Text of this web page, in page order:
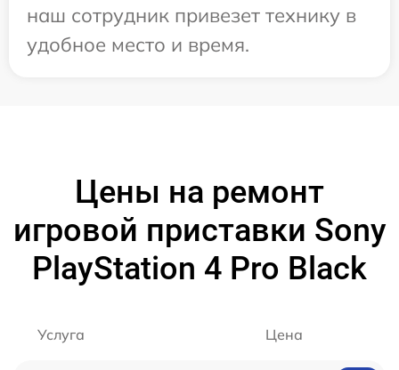
наш сотрудник привезет технику в
удобное место и время.
Цены на ремонт
игровой приставки Sony
PlayStation 4 Pro Black
Услуга Цена